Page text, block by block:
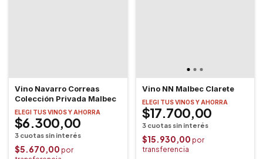
Vino Navarro Correas
Colección Privada Malbec
ELEGI TUS VINOS Y AHORRA
$6.300,00
$5.670,00
Vino NN Malbec Clarete
ELEGI TUS VINOS Y AHORRA
$17.700,00
$15.930,00